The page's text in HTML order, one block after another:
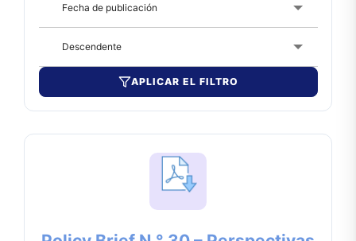
Fecha de publicación
Descendente
APLICAR EL FILTRO